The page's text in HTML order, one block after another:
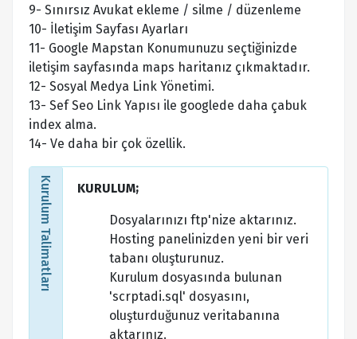
9- Sınırsız Avukat ekleme / silme / düzenleme
10- İletişim Sayfası Ayarları
11- Google Mapstan Konumunuzu seçtiğinizde
iletişim sayfasında maps haritanız çıkmaktadır.
12- Sosyal Medya Link Yönetimi.
13- Sef Seo Link Yapısı ile googlede daha çabuk
index alma.
14- Ve daha bir çok özellik.
Kurulum Talimatları KURULUM;
Dosyalarınızı ftp'nize aktarınız.
Hosting panelinizden yeni bir veri
tabanı oluşturunuz.
Kurulum dosyasında bulunan
'scrptadi.sql' dosyasını,
oluşturduğunuz veritabanına
aktarınız.